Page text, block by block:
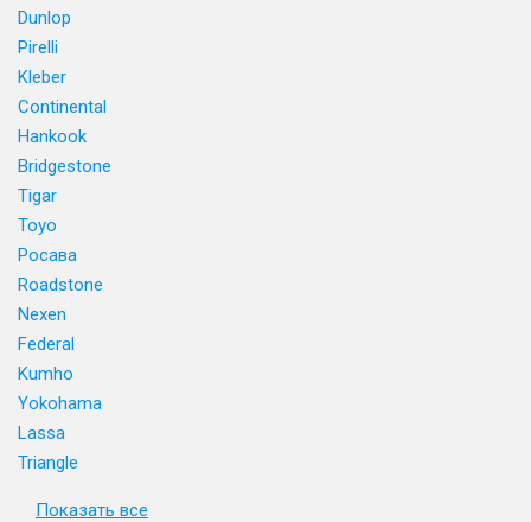
Dunlop
Pirelli
Kleber
Continental
Hankook
Bridgestone
Tigar
Toyo
Росава
Roadstone
Nexen
Federal
Kumho
Yokohama
Lassa
Triangle
Показать все